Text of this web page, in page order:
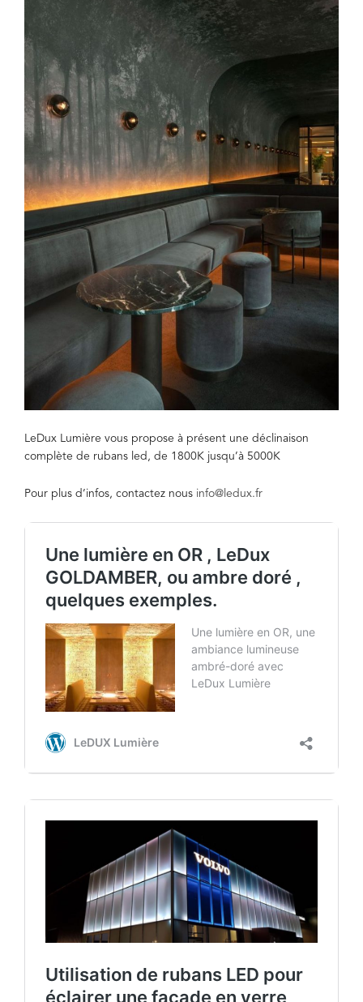
LeDux Lumière vous propose à présent une déclinaison
complète de rubans led, de 1800K jusqu’à 5000K
Pour plus d’infos, contactez nous info@ledux.fr